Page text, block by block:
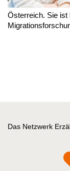
Österreich. Sie ist
Das Netzwerk